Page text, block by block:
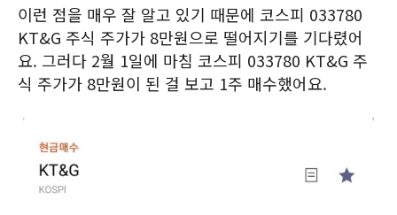
이런 점을 매우 잘 알고 있기 때문에 코스피 033780
KT&G 주식 주가가 8만원으로 떨어지기를 기다렸어
요. 그러다 2월 1일에 마침 코스피 033780 KT&G 주
식 주가가 8만원이 된 걸 보고 1주 매수했어요.